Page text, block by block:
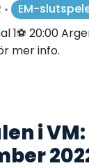
•
EM-
1⚽️ 20:00
mer info.
i